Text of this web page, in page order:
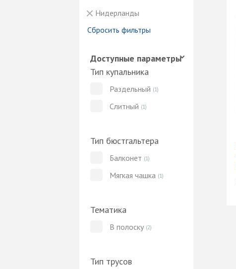
Нидерланды
Сбросить фильтры
Доступные параметры
Тип купальника
Раздельный (1)
Слитный (1)
Тип бюстгальтера
Балконет (1)
Мягкая чашка (1)
Тематика
В полоску (2)
Тип трусов